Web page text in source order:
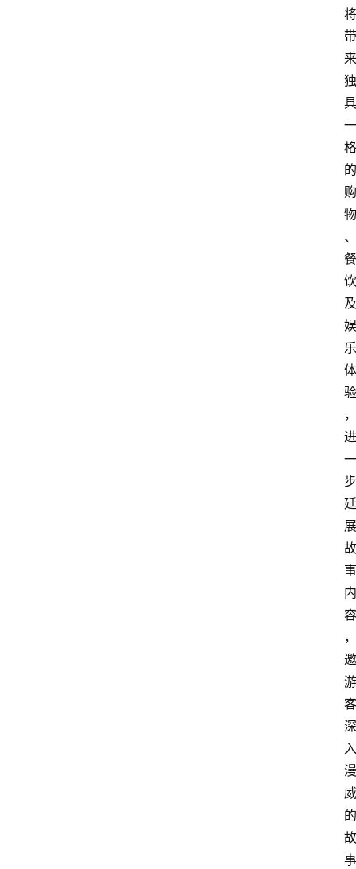
将
带
来
独
具
一
格
的
购
物
、
餐
饮
及
娱
乐
体
验
，
进
一
步
延
展
故
事
内
容
，
邀
游
客
深
入
漫
威
的
故
事